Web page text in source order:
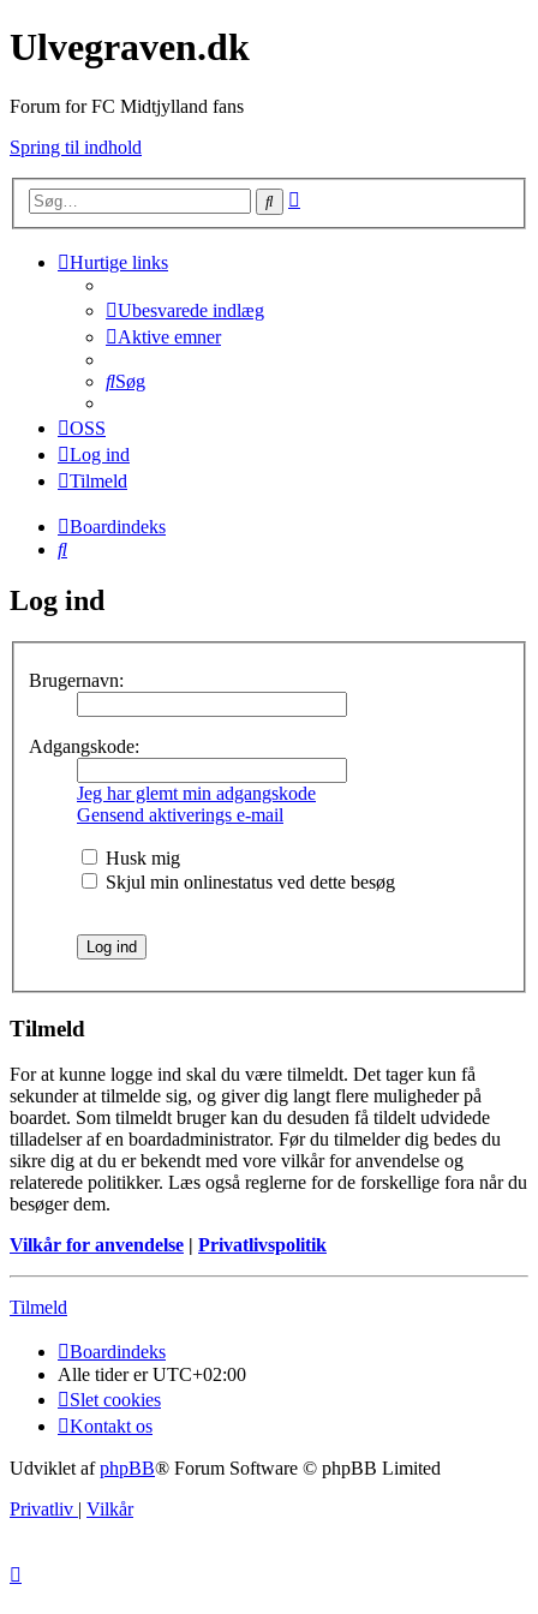
Ulvegraven.dk
Forum for FC Midtjylland fans
Spring til indhold
Søg
Hurtige links
Ubesvarede indlæg
Aktive emner
Søg
OSS
Log ind
Tilmeld
Boardindeks
Søg
Log ind
Brugernavn:
Adgangskode:
Jeg har glemt min adgangskode
Gensend aktiverings e-mail
Husk mig
Skjul min onlinestatus ved dette besøg
Tilmeld
For at kunne logge ind skal du være tilmeldt. Det tager kun få
sekunder at tilmelde sig, og giver dig langt flere muligheder på
boardet. Som tilmeldt bruger kan du desuden få tildelt udvidede
tilladelser af en boardadministrator. Før du tilmelder dig bedes du
sikre dig at du er bekendt med vore vilkår for anvendelse og
relaterede politikker. Læs også reglerne for de forskellige fora når du
besøger dem.
Vilkår for anvendelse | Privatlivspolitik
Tilmeld
Boardindeks
Alle tider erUTC+02:00
Slet cookies
Kontakt os
Udviklet afphpBB® Forum Software © phpBB Limited
Privatliv | Vilkår